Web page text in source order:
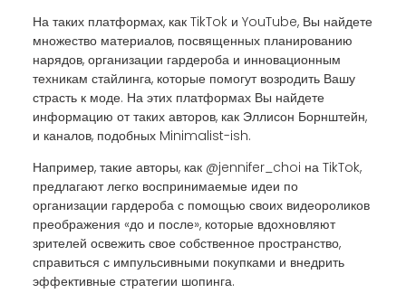
На таких платформах, как TikTok и YouTube, Вы найдете
множество материалов, посвященных планированию
нарядов, организации гардероба и инновационным
техникам стайлинга, которые помогут возродить Вашу
страсть к моде. На этих платформах Вы найдете
информацию от таких авторов, как Эллисон Борнштейн,
и каналов, подобных Minimalist-ish.
Например, такие авторы, как @jennifer_choi на TikTok,
предлагают легко воспринимаемые идеи по
организации гардероба с помощью своих видеороликов
преображения «до и после», которые вдохновляют
зрителей освежить свое собственное пространство,
справиться с импульсивными покупками и внедрить
эффективные стратегии шопинга.